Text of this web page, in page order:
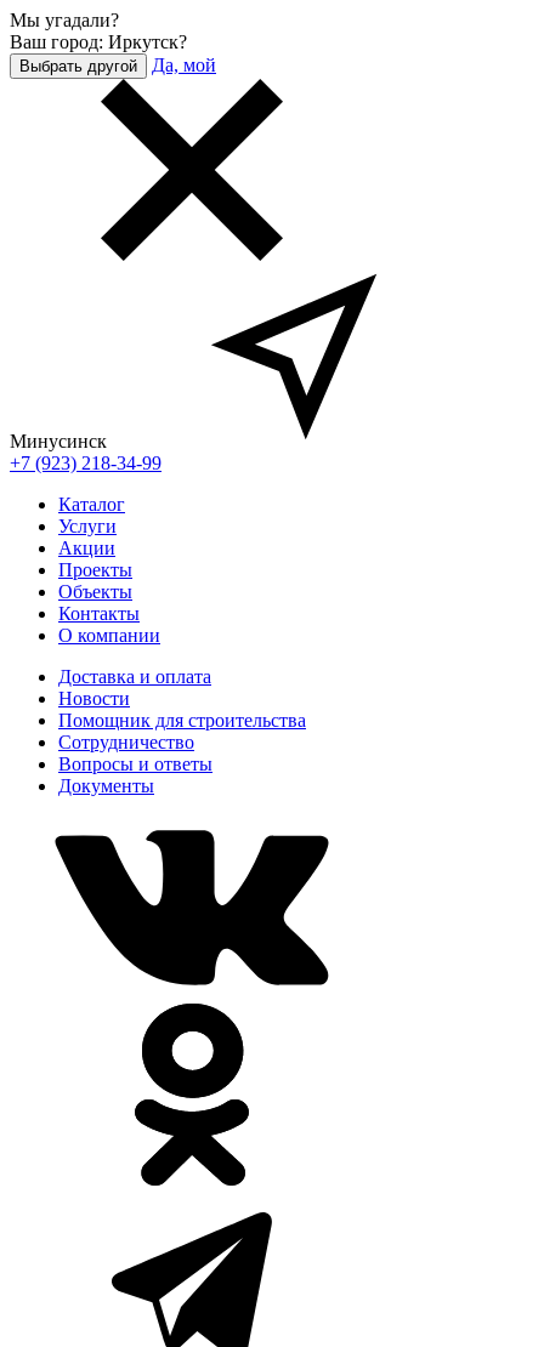
Мы угадали?
Ваш город: Иркутск?
Выбрать другой Да, мой
Минусинск
+7 (923) 218-34-99
Каталог
Услуги
Акции
Проекты
Объекты
Контакты
О компании
Доставка и оплата
Новости
Помощник для строительства
Сотрудничество
Вопросы и ответы
Документы